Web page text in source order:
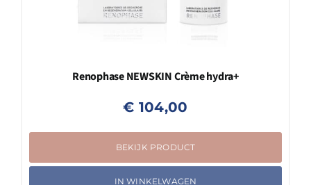
Renophase NEWSKIN Crème hydra+
€ 104,00
BEKIJK PRODUCT
IN WINKELWAGEN